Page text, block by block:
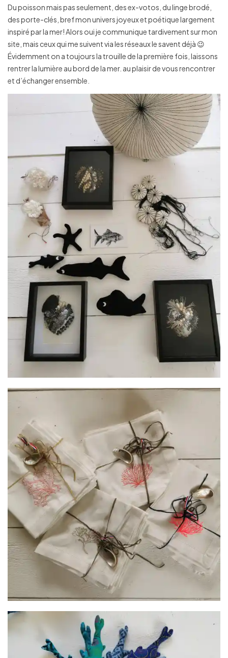
Du poisson mais pas seulement, des ex-votos, du linge brodé,
des porte-clés, bref mon univers joyeux et poétique largement
inspiré par la mer! Alors oui je communique tardivement sur mon
site, mais ceux qui me suivent via les réseaux le savent déjà 😉
Évidemment on a toujours la trouille de la première fois, laissons
rentrer la lumière au bord de la mer. au plaisir de vous rencontrer
et d’échanger ensemble.